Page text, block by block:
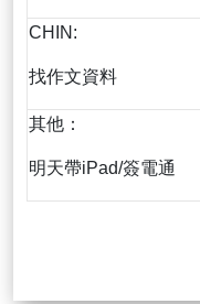
CHIN:
找作文資料
其他：
明天帶iPad/簽電通